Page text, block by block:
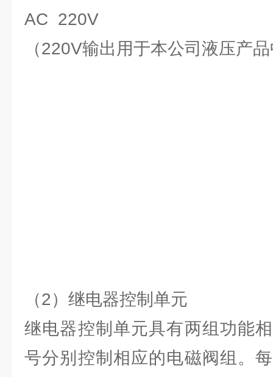
AC 220V
（220V输出用于本公司液压产
（2）继电器控制单元
继电器控制单元具有两组功能
号分别控制相应的电磁阀组。